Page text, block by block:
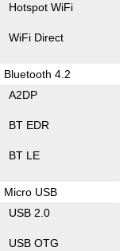
Hotspot WiFi
WiFi Direct
Bluetooth 4.2
A2DP
BT EDR
BT LE
Micro USB
USB 2.0
USB OTG